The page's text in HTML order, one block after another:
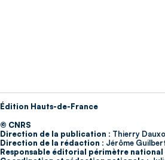
Édition Hauts-de-France
© CNRS
Direction de la publication : Thierry
Direction de la rédaction : Jérôme
Responsable éditorial périmètre national